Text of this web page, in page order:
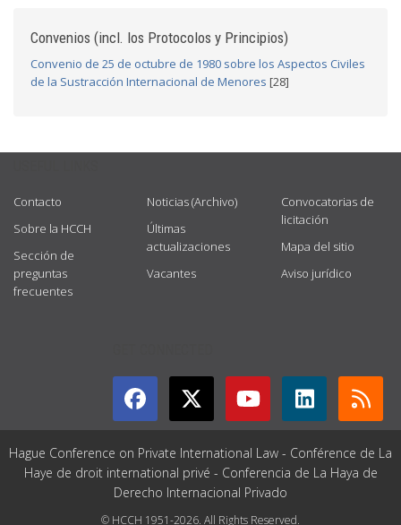
Convenios (incl. los Protocolos y Principios)
Convenio de 25 de octubre de 1980 sobre los Aspectos Civiles
de la Sustracción Internacional de Menores [28]
Contacto
Sobre la HCCH
Sección de
preguntas
frecuentes
Noticias (Archivo)
Últimas
actualizaciones
Vacantes
Convocatorias de
licitación
Mapa del sitio
Aviso jurídico
Hague Conference on Private International Law - Conférence de La
Haye de droit international privé - Conferencia de La Haya de
Derecho Internacional Privado
© HCCH 1951-2026. All Rights Reserved.